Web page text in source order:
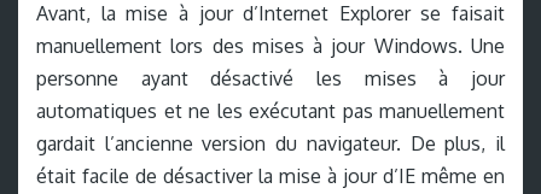
Avant, la mise à jour d’Internet Explorer se faisait
manuellement lors des mises à jour Windows. Une
personne ayant désactivé les mises à jour
automatiques et ne les exécutant pas manuellement
gardait l’ancienne version du navigateur. De plus, il
était facile de désactiver la mise à jour d’IE même en